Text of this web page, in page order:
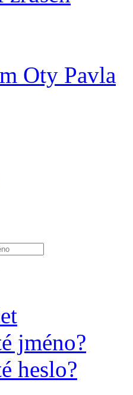
Oty Pavla
jméno?
heslo?